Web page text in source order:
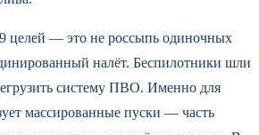
целей — это не россыпь одиночных
налёт. Беспилотники шли
систему ПВО. Именно для
массированные пуски — часть